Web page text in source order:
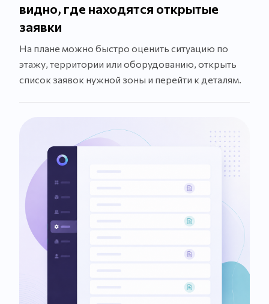
видно, где находятся открытые
заявки
На плане можно быстро оценить ситуацию по
этажу, территории или оборудованию, открыть
список заявок нужной зоны и перейти к деталям.